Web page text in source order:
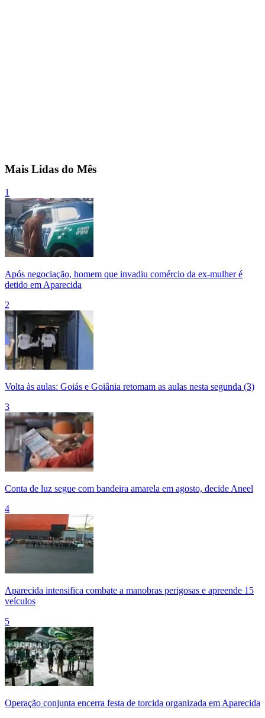
Mais Lidas do Mês
1
Após negociação, homem que invadiu comércio da ex-mulher é
detido em Aparecida
2
Volta às aulas: Goiás e Goiânia retomam as aulas nesta segunda (3)
3
Conta de luz segue com bandeira amarela em agosto, decide Aneel
4
Aparecida intensifica combate a manobras perigosas e apreende 15
veículos
5
Operação conjunta encerra festa de torcida organizada em Aparecida